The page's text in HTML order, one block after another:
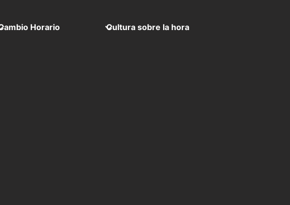
Horario Cultura sobre la hora